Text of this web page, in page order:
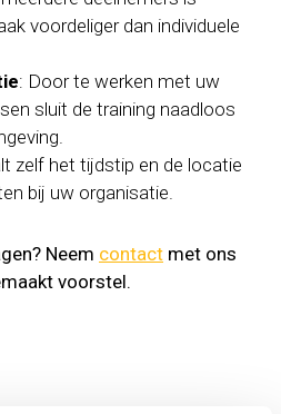
voordeliger dan individuele
: Door te werken met uw
sluit de training naadloos
zelf het tijdstip en de locatie
bij uw organisatie.
Neem contact met ons
voorstel.